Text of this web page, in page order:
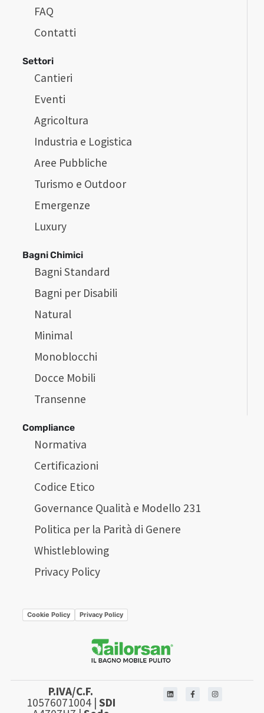
FAQ
Contatti
Settori
Cantieri
Eventi
Agricoltura
Industria e Logistica
Aree Pubbliche
Turismo e Outdoor
Emergenze
Luxury
Bagni Chimici
Bagni Standard
Bagni per Disabili
Natural
Minimal
Monoblocchi
Docce Mobili
Transenne
Compliance
Normativa
Certificazioni
Codice Etico
Governance Qualità e Modello 231
Politica per la Parità di Genere
Whistleblowing
Privacy Policy
Cookie Policy Privacy Policy
P.IVA/C.F.
10576071004 | SDI